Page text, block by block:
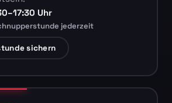
Uhr
jederzeit
sichern